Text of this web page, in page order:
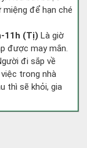
miệng để hạn ché
11h (Tị) Là giờ
được may mắn.
đi sắp về
trong nhà
thì sẽ khỏi, gia